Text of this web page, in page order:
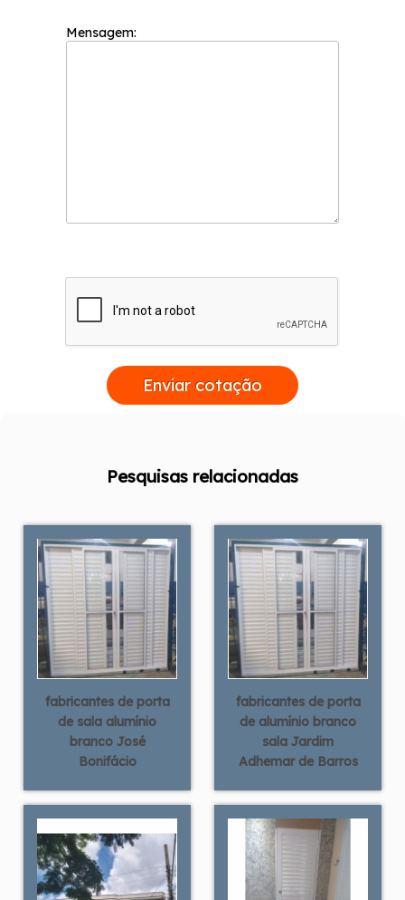
Mensagem:
Enviar cotação
Pesquisas relacionadas
fabricantes de porta
de sala alumínio
branco José
Bonifácio
fabricantes de porta
de alumínio branco
sala Jardim
Adhemar de Barros